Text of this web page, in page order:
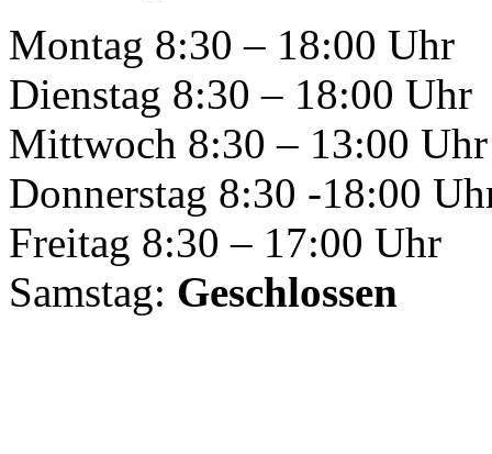
Montag 8:30 – 18:00 Uhr
Dienstag 8:30 – 18:00 Uhr
Mittwoch 8:30 – 13:00 Uhr
Donnerstag 8:30 -18:00
Freitag 8:30 – 17:00 Uhr
Samstag: Geschlossen